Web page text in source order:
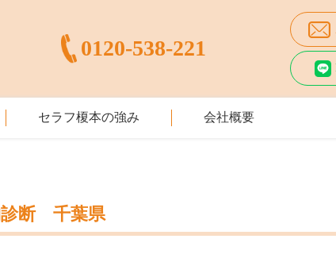
0120-538-221
セラフ榎本の強み 会社概要
診断 千葉県